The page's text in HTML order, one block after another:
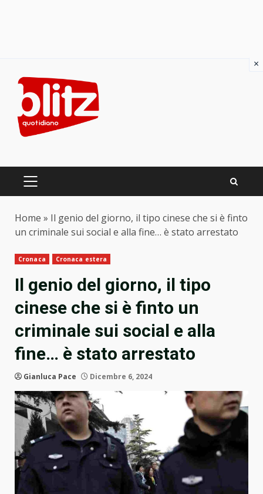
content
PRIMARY
Home » Il genio del giorno, il tipo cinese che si è finto
un criminale sui social e alla fine… è stato arrestato
Cronaca Cronaca estera
Il genio del giorno, il tipo
cinese che si è finto un
criminale sui social e alla
fine… è stato arrestato
Gianluca Pace Dicembre 6, 2024
×